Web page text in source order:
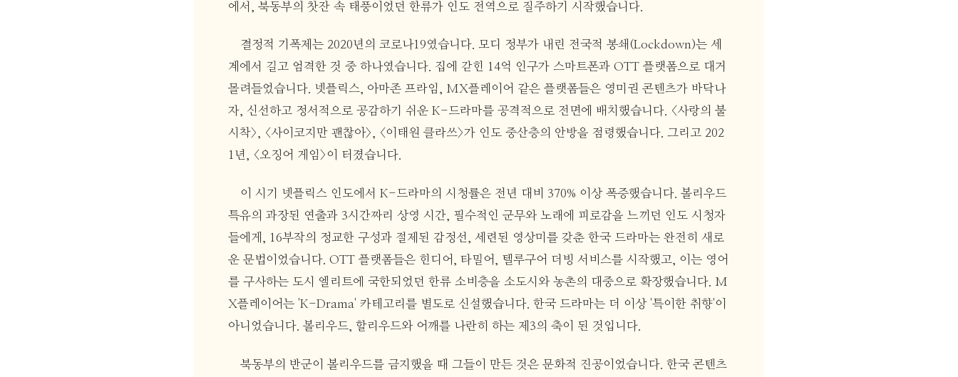
에서, 북동부의 찻잔 속 태풍이었던 한류가 인도 전역으로 질주하기 시작했습니다.
결정적 기폭제는 2020년의 코로나19였습니다. 모디 정부가 내린 전국적 봉쇄(Lockdown)는 세
계에서 길고 엄격한 것 중 하나였습니다. 집에 갇힌 14억 인구가 스마트폰과 OTT 플랫폼으로 대거
몰려들었습니다. 넷플릭스, 아마존 프라임, MX플레이어 같은 플랫폼들은 영미권 콘텐츠가 바닥나
자, 신선하고 정서적으로 공감하기 쉬운 K-드라마를 공격적으로 전면에 배치했습니다. <사랑의 불
시착>, <사이코지만 괜찮아>, <이태원 클라쓰>가 인도 중산층의 안방을 점령했습니다. 그리고 202
1년, <오징어 게임>이 터졌습니다.
이 시기 넷플릭스 인도에서 K-드라마의 시청률은 전년 대비 370% 이상 폭증했습니다. 볼리우드
특유의 과장된 연출과 3시간짜리 상영 시간, 필수적인 군무와 노래에 피로감을 느끼던 인도 시청자
들에게, 16부작의 정교한 구성과 절제된 감정선, 세련된 영상미를 갖춘 한국 드라마는 완전히 새로
운 문법이었습니다. OTT 플랫폼들은 힌디어, 타밀어, 텔루구어 더빙 서비스를 시작했고, 이는 영어
를 구사하는 도시 엘리트에 국한되었던 한류 소비층을 소도시와 농촌의 대중으로 확장했습니다. M
X플레이어는 'K-Drama' 카테고리를 별도로 신설했습니다. 한국 드라마는 더 이상 '특이한 취향'이
아니었습니다. 볼리우드, 할리우드와 어깨를 나란히 하는 제3의 축이 된 것입니다.
북동부의 반군이 볼리우드를 금지했을 때 그들이 만든 것은 문화적 진공이었습니다. 한국 콘텐츠